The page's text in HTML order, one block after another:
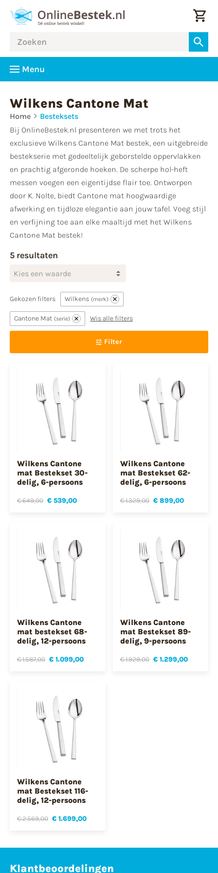
Menu
Wilkens Cantone Mat
Home
Besteksets
Bij OnlineBestek.nl presenteren we met trots het
exclusieve Wilkens Cantone Mat bestek, een uitgebreide
bestekserie met gedeeltelijk geborstelde oppervlakken
en prachtig afgeronde hoeken. De scherpe hol-heft
messen voegen een eigentijdse flair toe. Ontworpen
door K. Nolte, biedt Cantone mat hoogwaardige
afwerking en tijdloze elegantie aan jouw tafel. Voeg stijl
en verfijning toe aan elke maaltijd met het Wilkens
Cantone Mat bestek!
5 resultaten
Kies een waarde
Gekozen filters Wilkens merk
Cantone Mat serie Wis alle filters
Filter
Wilkens Cantone
mat Bestekset 30-
delig, 6-persoons
€ 649,00 € 539,00
Wilkens Cantone
mat Bestekset 62-
delig, 6-persoons
€ 1.329,00 € 899,00
Wilkens Cantone
mat bestekset 68-
delig, 12-persoons
€ 1.587,00 € 1.099,00
Wilkens Cantone
mat Bestekset 89-
delig, 9-persoons
€ 1.929,00 € 1.299,00
Wilkens Cantone
mat Bestekset 116-
delig, 12-persoons
€ 2.569,00 € 1.699,00
Klantbeoordelingen